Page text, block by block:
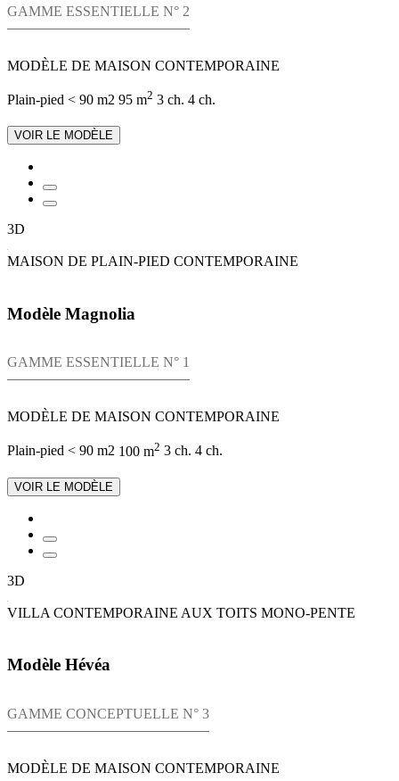
GAMME ESSENTIELLE N° 2
MODÈLE DE MAISON CONTEMPORAINE
Plain-pied < 90 m2 95 m2 3 ch. 4 ch.
VOIR LE MODÈLE
3D
MAISON DE PLAIN-PIED CONTEMPORAINE
Modèle Magnolia
GAMME ESSENTIELLE N° 1
MODÈLE DE MAISON CONTEMPORAINE
Plain-pied < 90 m2 100 m2 3 ch. 4 ch.
VOIR LE MODÈLE
3D
VILLA CONTEMPORAINE AUX TOITS MONO-PENTE
Modèle Hévéa
GAMME CONCEPTUELLE N° 3
MODÈLE DE MAISON CONTEMPORAINE